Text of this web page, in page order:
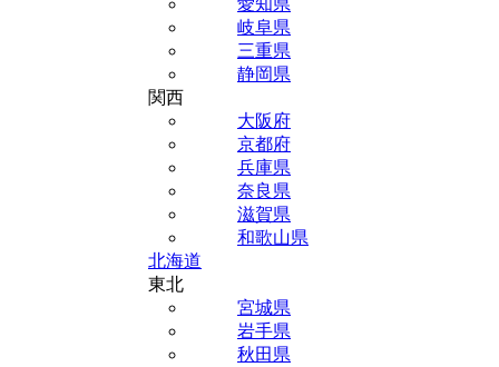
愛知県
岐阜県
三重県
静岡県
関西
大阪府
京都府
兵庫県
奈良県
滋賀県
和歌山県
北海道
東北
宮城県
岩手県
秋田県